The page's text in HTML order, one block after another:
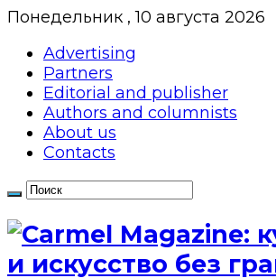
Понедельник , 10 августа 2026
Advertising
Partners
Editorial and publisher
Authors and columnists
About us
Contacts